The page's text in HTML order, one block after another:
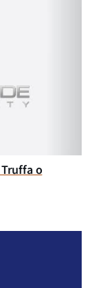
o